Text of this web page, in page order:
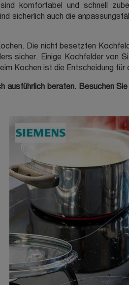
komfortabel und schnell
sicherlich auch die
Die nicht besetzten
sicher. Einige Kochfelder von
Kochen ist die Entscheidung
beraten. Besuchen